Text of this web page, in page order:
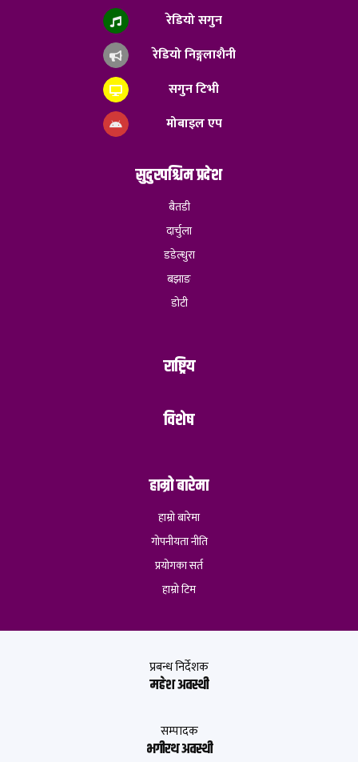
रेडियो सगुन
रेडियो निङ्गलाशैनी
सगुन टिभी
मोबाइल एप
सुदुरपश्चिम प्रदेश
बैतडी
दार्चुला
डडेल्धुरा
बझाङ
डोटी
राष्ट्रिय
विशेष
हाम्रो बारेमा
हाम्रो बारेमा
गोपनीयता नीति
प्रयोगका सर्त
हाम्रो टिम
प्रबन्ध निर्देशक
महेश अवस्थी
सम्पादक
भगीरथ अवस्थी